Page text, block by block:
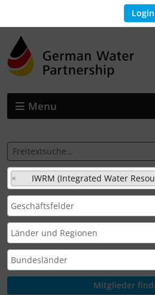
Login
Menu
× IWRM (Integrated Water